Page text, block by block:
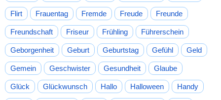
Flirt Frauentag Fremde Freude Freunde
Freundschaft Friseur Frühling Führerschein
Geborgenheit Geburt Geburtstag Gefühl Geld
Gemein Geschwister Gesundheit Glaube
Glück Glückwunsch Hallo Halloween Handy